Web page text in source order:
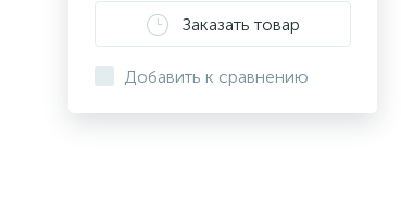
Заказать товар
Добавить к сравнению